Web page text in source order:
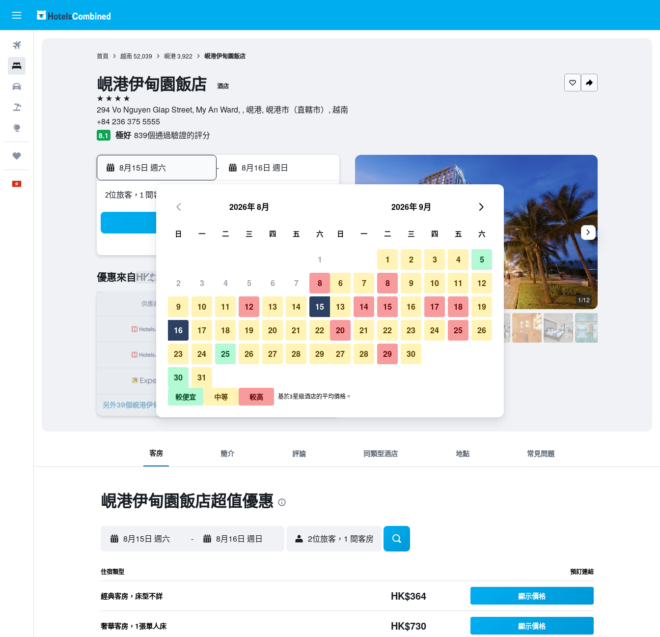
首頁 越南 52,039 峴港 3,922 峴港伊甸園飯店
峴港伊甸園飯店 酒店
4星級
294 Vo Nguyen Giap Street, My An Ward, , 峴港, 峴港市（直轄市）, 越南
+84 236 375 5555
8.1 極好 839個通過驗證的評分
8月15日 週六 - 8月16日 週日
2位旅客，1 間客房
優惠來自HK$257
供應商 每晚總額
HK$257 查看優惠
HK$259 查看優惠
另外39個峴港伊甸園飯店​的優惠
建築 1/12
峴港伊甸園飯店的照片
客房 簡介 評論 同類型酒店 地點 常見問題
峴港伊甸園飯店超值優惠
8月15日 週六 - 8月16日 週日 2位旅客，1 間客房
住宿類型 預訂連結
經典客房，床型不詳 HK$364 顯示價格
奢華客房，1張單人床 HK$730 顯示價格
2026年 8月
日 一 二 三 四 五 六
1
2 3 4 5 6 7 8
9 10 11 12 13 14 15
16 17 18 19 20 21 22
23 24 25 26 27 28 29
30 31
2026年 9月
日 一 二 三 四 五 六
1 2 3 4 5
6 7 8 9 10 11 12
13 14 15 16 17 18 19
20 21 22 23 24 25 26
27 28 29 30
較便宜 中等 較高 基於3星級酒店的平均價格。